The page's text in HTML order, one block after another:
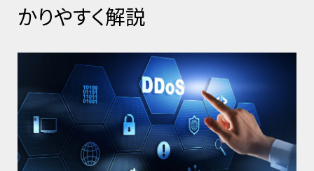
かりやすく解説